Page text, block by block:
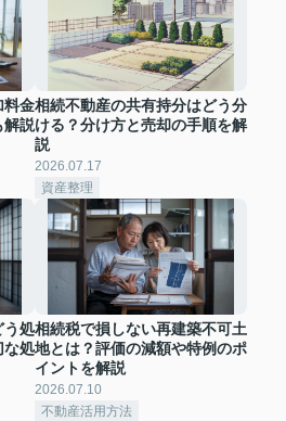
料金
解説
相続不動産の共有持分はどう分
ける？分け方と売却の手順を解
説
2026.07.17
資産整理
う処
な処
相続税で損しない再建築不可土
地とは？評価の減額や特例のポ
イントを解説
2026.07.10
不動産活用方法